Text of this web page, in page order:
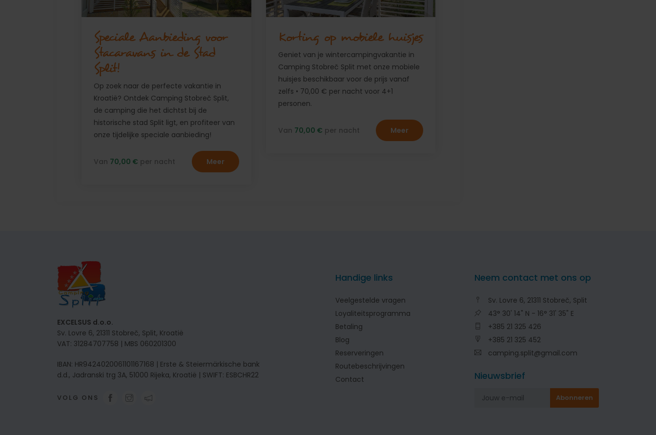
Speciale Aanbieding voor
Stacaravans in de Stad
Split!
Op zoek naar de perfecte vakantie in
Kroatië? Ontdek Camping Stobreč Split,
de camping die het dichtst bij de
historische stad Split ligt, en profiteer van
onze tijdelijke speciale aanbieding!
Van 70,00 € per nacht Meer
Korting op mobiele huisjes
Geniet van je wintercampingvakantie in
Camping Stobreč Split met onze mobiele
huisjes beschikbaar voor de prijs vanaf
zelfs • 70,00 € per nacht voor 4+1
personen.
Van 70,00 € per nacht Meer
EXCELSUS d.o.o.
Sv. Lovre 6, 21311 Stobreč, Split, Kroatië
VAT: 31284707758 | MBS 060201300
IBAN: HR9424020061101167168 | Erste & Steiermärkische bank
d.d., Jadranski trg 3A, 51000 Rijeka, Kroatië | SWIFT: ESBCHR22
VOLG ONS
Handige links
Veelgestelde vragen
Loyaliteitsprogramma
Betaling
Blog
Reserveringen
Routebeschrijvingen
Contact
Neem contact met ons op
Sv. Lovre 6, 21311 Stobreč, Split
43° 30' 14" N - 16° 31' 35" E
+385 21 325 426
+385 21 325 452
camping.split@gmail.com
Nieuwsbrief